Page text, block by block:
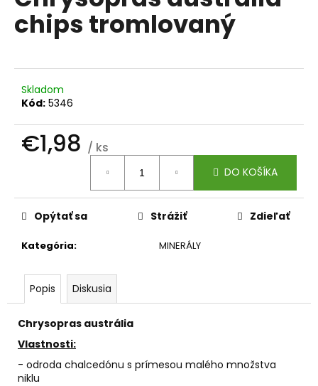
z
chips tromlovaný
Skladom
Kód: 5346
€1,98 / ks
DO KOŠÍKA
Kategória: MINERÁLY
Opýtať sa Strážiť Zdieľať
Popis Diskusia
Chrysopras austrália
Vlastnosti:
- odroda chalcedónu s prímesou malého množstva
niklu
á
j
ť
?
d
ú
č
a
m
e